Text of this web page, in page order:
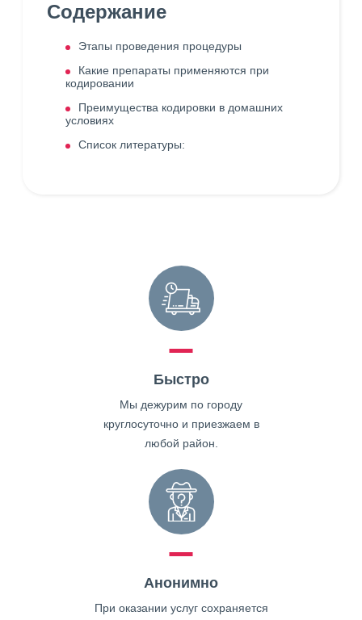
Содержание
Этапы проведения процедуры
Какие препараты применяются при
кодировании
Преимущества кодировки в домашних
условиях
Список литературы:
Быстро
Мы дежурим по городу
круглосуточно и приезжаем в
любой район.
Анонимно
При оказании услуг сохраняется